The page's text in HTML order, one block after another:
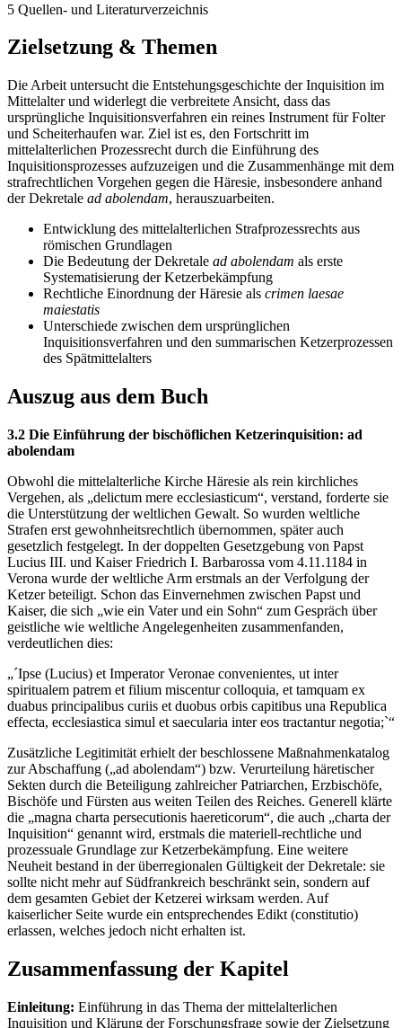
5 Quellen- und Literaturverzeichnis
Zielsetzung & Themen
Die Arbeit untersucht die Entstehungsgeschichte der Inquisition im
Mittelalter und widerlegt die verbreitete Ansicht, dass das
ursprüngliche Inquisitionsverfahren ein reines Instrument für Folter
und Scheiterhaufen war. Ziel ist es, den Fortschritt im
mittelalterlichen Prozessrecht durch die Einführung des
Inquisitionsprozesses aufzuzeigen und die Zusammenhänge mit dem
strafrechtlichen Vorgehen gegen die Häresie, insbesondere anhand
der Dekretale ad abolendam, herauszuarbeiten.
Entwicklung des mittelalterlichen Strafprozessrechts aus
römischen Grundlagen
Die Bedeutung der Dekretale ad abolendam als erste
Systematisierung der Ketzerbekämpfung
Rechtliche Einordnung der Häresie als crimen laesae
maiestatis
Unterschiede zwischen dem ursprünglichen
Inquisitionsverfahren und den summarischen Ketzerprozessen
des Spätmittelalters
Auszug aus dem Buch
3.2 Die Einführung der bischöflichen Ketzerinquisition: ad
abolendam
Obwohl die mittelalterliche Kirche Häresie als rein kirchliches
Vergehen, als „delictum mere ecclesiasticum“, verstand, forderte sie
die Unterstützung der weltlichen Gewalt. So wurden weltliche
Strafen erst gewohnheitsrechtlich übernommen, später auch
gesetzlich festgelegt. In der doppelten Gesetzgebung von Papst
Lucius III. und Kaiser Friedrich I. Barbarossa vom 4.11.1184 in
Verona wurde der weltliche Arm erstmals an der Verfolgung der
Ketzer beteiligt. Schon das Einvernehmen zwischen Papst und
Kaiser, die sich „wie ein Vater und ein Sohn“ zum Gespräch über
geistliche wie weltliche Angelegenheiten zusammenfanden,
verdeutlichen dies:
„´Ipse (Lucius) et Imperator Veronae convenientes, ut inter
spiritualem patrem et filium miscentur colloquia, et tamquam ex
duabus principalibus curiis et duobus orbis capitibus una Republica
effecta, ecclesiastica simul et saecularia inter eos tractantur negotia;`“
Zusätzliche Legitimität erhielt der beschlossene Maßnahmenkatalog
zur Abschaffung („ad abolendam“) bzw. Verurteilung häretischer
Sekten durch die Beteiligung zahlreicher Patriarchen, Erzbischöfe,
Bischöfe und Fürsten aus weiten Teilen des Reiches. Generell klärte
die „magna charta persecutionis haereticorum“, die auch „charta der
Inquisition“ genannt wird, erstmals die materiell-rechtliche und
prozessuale Grundlage zur Ketzerbekämpfung. Eine weitere
Neuheit bestand in der überregionalen Gültigkeit der Dekretale: sie
sollte nicht mehr auf Südfrankreich beschränkt sein, sondern auf
dem gesamten Gebiet der Ketzerei wirksam werden. Auf
kaiserlicher Seite wurde ein entsprechendes Edikt (constitutio)
erlassen, welches jedoch nicht erhalten ist.
Zusammenfassung der Kapitel
Einleitung: Einführung in das Thema der mittelalterlichen
Inquisition und Klärung der Forschungsfrage sowie der Zielsetzung